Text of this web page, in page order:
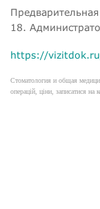
18.
https://
Стоматология и общая
операцій, ціни, записатися на